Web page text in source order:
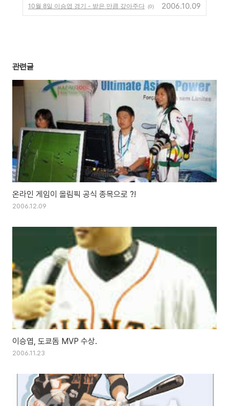
10월 8일 이승엽 경기 - 받은 만큼 갚아주다 (0) 2006.10.09
관련글
온라인 게임이 올림픽 공식 종목으로 ?!
2006.12.09
이승엽, 도쿄돔 MVP 수상.
2006.11.23